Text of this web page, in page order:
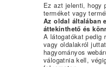
Ez azt jelenti, hogy
terméket vagy
Az oldal általában
áttekinthető és
A látogatókat pedig
vagy oldalakról
hagyományos
válogatnia kell,